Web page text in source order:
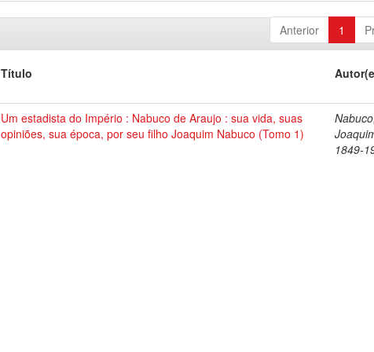
Anterior 1
Título
Um estadista do Império : Nabuco de Araujo : sua vida, suas
opiniões, sua época, por seu filho Joaquim Nabuco (Tomo 1)
Nabuco,
1849-